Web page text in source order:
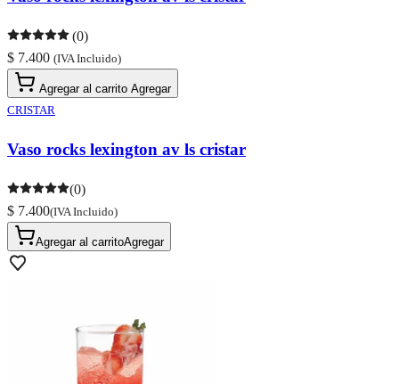
(0)
$ 7.400 (IVA Incluido)
Agregar al carrito Agregar
CRISTAR
Vaso rocks lexington av ls cristar
(0)
$ 7.400(IVA Incluido)
Agregar al carritoAgregar